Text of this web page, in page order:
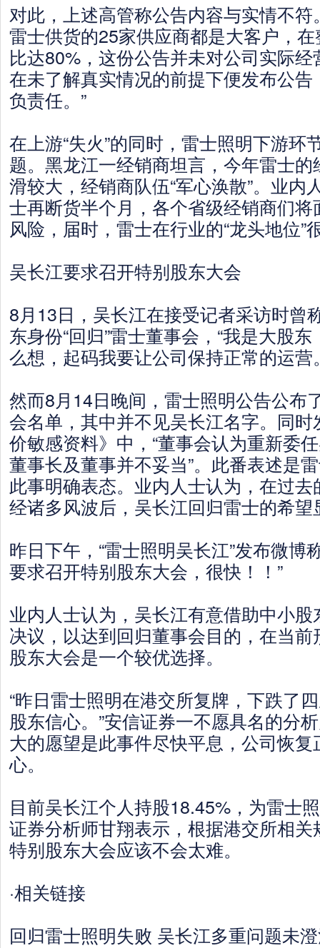
对此，上述高管称公告内容与实情不符
雷士供货的25家供应商都是大客户，
比达80%，这份公告并未对公司实际
在未了解真实情况的前提下便发布公
负责任。”
在上游“失火”的同时，雷士照明下游环
题。黑龙江一经销商坦言，今年雷士
滑较大，经销商队伍“军心涣散”。业内
士再断货半个月，各个省级经销商们
风险，届时，雷士在行业的“龙头地位”
吴长江要求召开特别股东大会
8月13日，吴长江在接受记者采访时曾
东身份“回归”雷士董事会，“我是大股
么想，起码我要让公司保持正常的运营
然而8月14日晚间，雷士照明公告公布
会名单，其中并不见吴长江名字。同
价敏感资料》中，“董事会认为重新委
董事长及董事并不妥当”。此番表述是
此事明确表态。业内人士认为，在过
经诸多风波后，吴长江回归雷士的希
昨日下午，“雷士照明吴长江”发布微博
要求召开特别股东大会，很快！！”
业内人士认为，吴长江有意借助中小
决议，以达到回归董事会目的，在当
股东大会是一个较优选择。
“昨日雷士照明在港交所复牌，下跌了
股东信心。”安信证券一不愿具名的分
大的愿望是此事件尽快平息，公司恢
心。
目前吴长江个人持股18.45%，为雷士
证券分析师甘翔表示，根据港交所相
特别股东大会应该不会太难。
·相关链接
回归雷士照明失败 吴长江多重问题未